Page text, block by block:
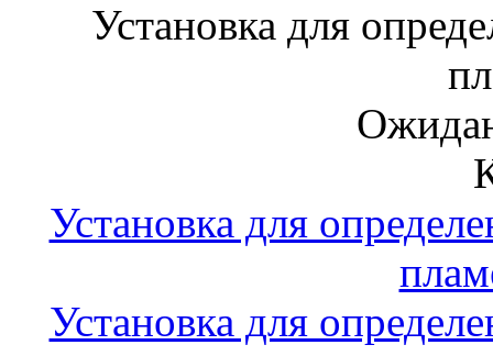
Установка для
Установка для
Установка для